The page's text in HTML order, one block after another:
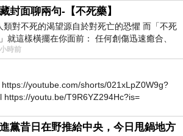
封面聊兩句-【不死藥】
類對不死的渴望源自於對死亡的恐懼 而「不死
就這樣橫擺在你面前： 任何創傷迅速癒合、
衰老、痛覺消失…堪
時前
youtube.com/shorts/021xLpZ0W9g?
https://youtu.be/T9R6YZ294Hc?is=
黨昔日在野推給中央，今日甩鍋地方